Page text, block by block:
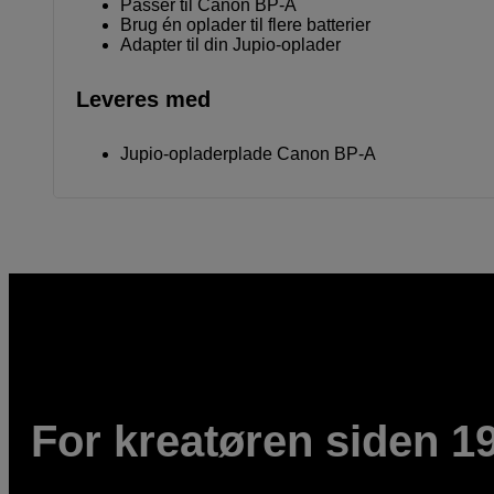
Passer til Canon BP-A
Brug én oplader til flere batterier
Adapter til din Jupio-oplader
Leveres med
Jupio-opladerplade Canon BP-A
For kreatøren siden